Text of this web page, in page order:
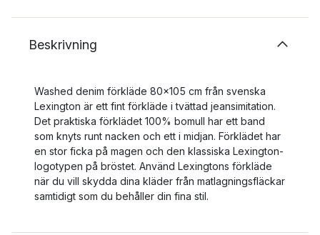
Beskrivning
Washed denim förkläde 80x105 cm från svenska
Lexington är ett fint förkläde i tvättad jeansimitation.
Det praktiska förklädet 100% bomull har ett band
som knyts runt nacken och ett i midjan. Förklädet har
en stor ficka på magen och den klassiska Lexington-
logotypen på bröstet. Använd Lexingtons förkläde
när du vill skydda dina kläder från matlagningsfläckar
samtidigt som du behåller din fina stil.